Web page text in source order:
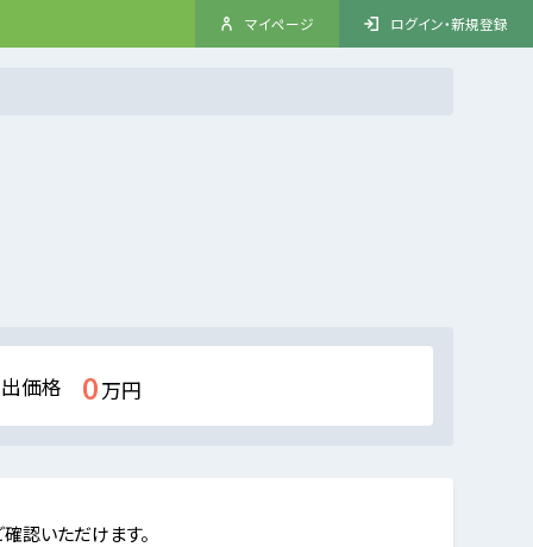
マイページ ログイン・新規登録
価格 0万円
確認いただけます。